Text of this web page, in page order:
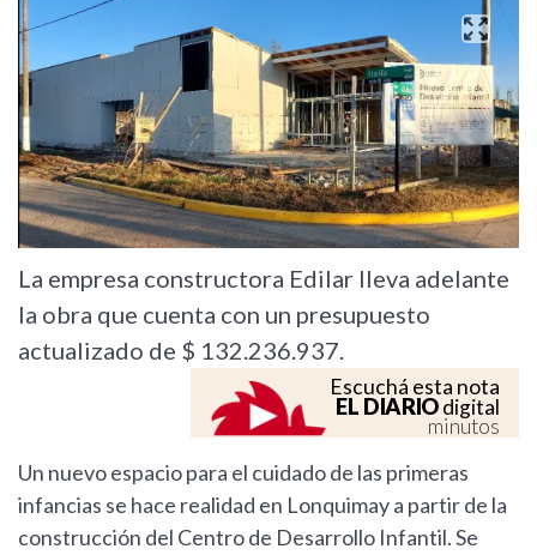
La empresa constructora Edilar lleva adelante
la obra que cuenta con un presupuesto
actualizado de $ 132.236.937.
Escuchá esta nota
EL DIARIOdigital
minutos
Un nuevo espacio para el cuidado de las primeras
infancias se hace realidad en Lonquimay a partir de la
construcción del Centro de Desarrollo Infantil. Se